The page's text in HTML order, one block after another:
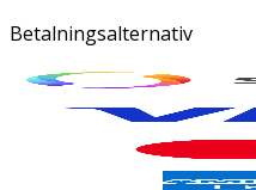
Betalningsalternativ